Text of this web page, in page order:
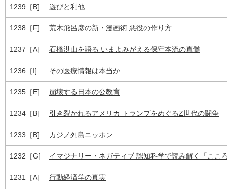
1239［B] 遊びと利他
1238［F] 荒木飛呂彦の新・漫画術 悪役の作り方
1237［A] 石橋湛山を語る いまよみがえる保守本流の真髄
1236［I] その医療情報は本当か
1235［E] 崩壊する日本の公教育
1234［B] 引き裂かれるアメリカ トランプをめぐるZ世代の闘争
1233［B] カジノ列島ニッポン
1232［G] イマジナリー・ネガティブ 認知科学で読み解く「ここ
1231［A] 行動経済学の真実